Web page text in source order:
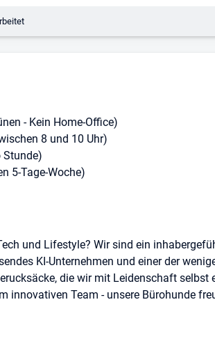
- Kein Home-Office)
8 und 10 Uhr)
Stunde)
5-Tage-Woche)
und Lifestyle? Wir sind ein
KI-Unternehmen und einer der
die wir mit Leidenschaft selbst
innovativen Team - unsere Bürohunde